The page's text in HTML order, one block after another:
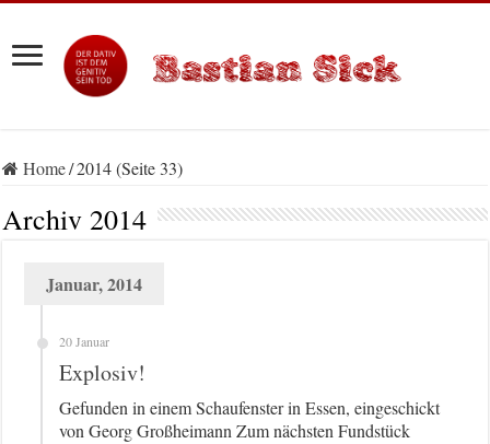
Home/2014 (Seite 33)
Archiv2014
Januar, 2014
20 Januar
Explosiv!
Gefunden in einem Schaufenster in Essen, eingeschickt
von Georg Großheimann Zum nächsten Fundstück